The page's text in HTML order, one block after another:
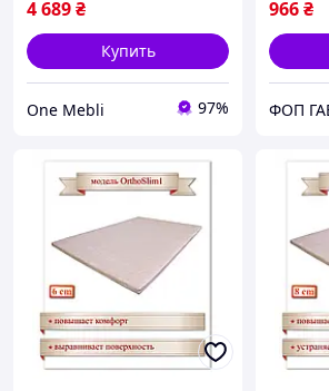
4 689₴
Купить
One Mebli 97%
966₴